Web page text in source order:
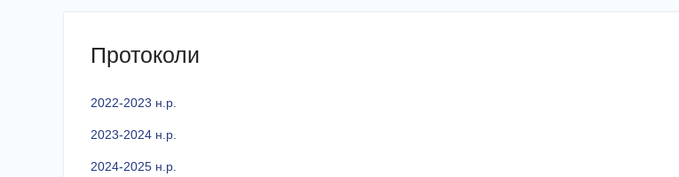
Протоколи
2022-2023 н.р.
2023-2024 н.р.
2024-2025 н.р.